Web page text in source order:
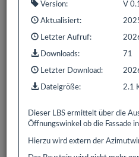
Bereits319.152 Downloads
16.02.2016 | Letzter
Liste Sonstiges Liste ETS
Version: V
Aktualisiert:
Letzter Aufruf:
Downloads: 71
Letzter Download:
Dateigröße: 2.1
Dieser LBS ermittelt über die
Öffnungswinkel ob die Fassade
Hierzu wird extern der